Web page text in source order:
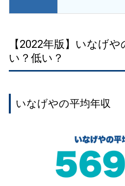
【2022年版】いなげ
い？低い？
いなげやの平均年収